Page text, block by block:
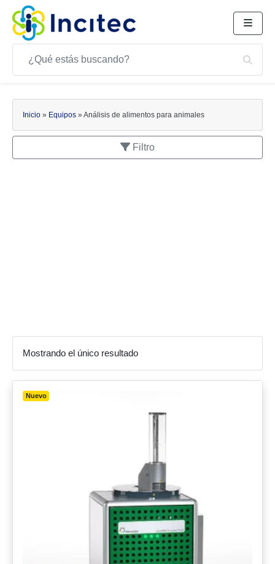
Buscar
Buscar
Inicio » Equipos » Análisis de alimentos para animales
Filtro
Mostrando el único resultado
Nuevo